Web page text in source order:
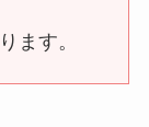
ます。